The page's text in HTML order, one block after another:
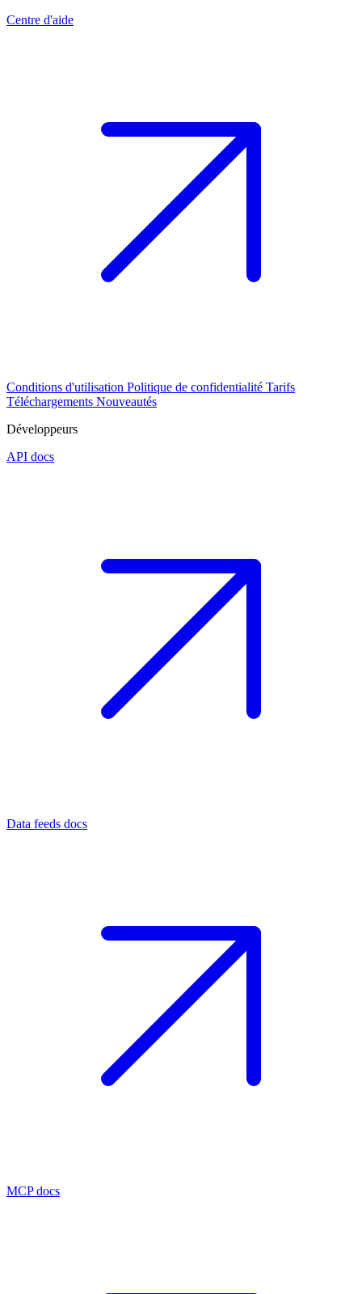
Centre d'aide
Conditions d'utilisation Politique de confidentialité Tarifs
Téléchargements Nouveautés
Développeurs
API docs
Data feeds docs
MCP docs